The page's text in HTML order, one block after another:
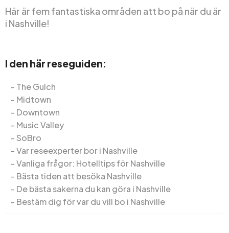
Här är fem fantastiska områden att bo på när du är
i Nashville!
I den här reseguiden:
The Gulch
Midtown
Downtown
Music Valley
SoBro
Var reseexperter bor i Nashville
Vanliga frågor: Hotelltips för Nashville
Bästa tiden att besöka Nashville
De bästa sakerna du kan göra i Nashville
Bestäm dig för var du vill bo i Nashville